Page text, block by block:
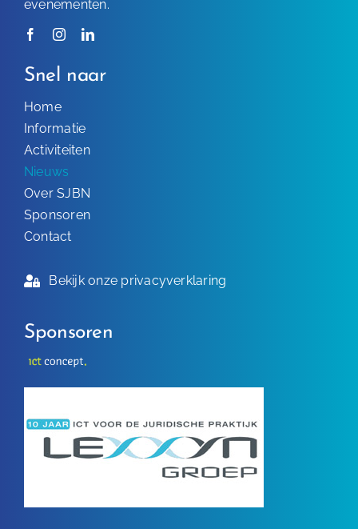
evenementen.
Snel naar
Home
Informatie
Activiteiten
Nieuws
Over SJBN
Sponsoren
Contact
Bekijk onze privacyverklaring
Sponsoren